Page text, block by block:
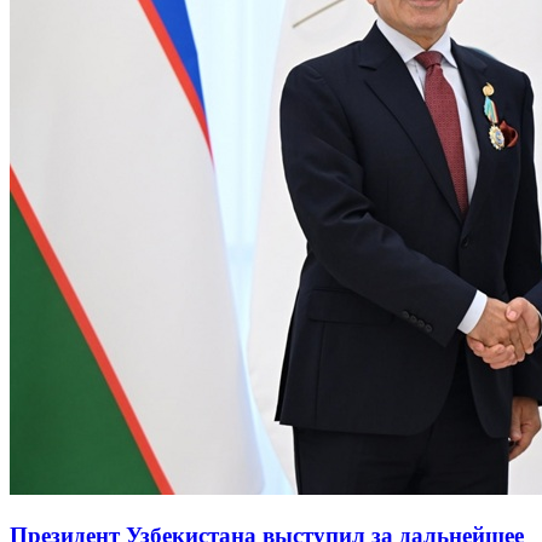
Президент Узбекистана выступил за дальнейшее